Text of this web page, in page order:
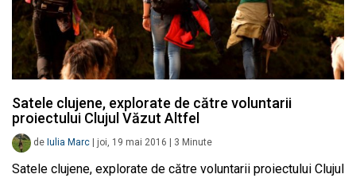
Satele clujene, explorate de către voluntarii
proiectului Clujul Văzut Altfel
de Iulia Marc joi, 19 mai 2016 3 Minute
Satele clujene, explorate de către voluntarii proiectului Clujul